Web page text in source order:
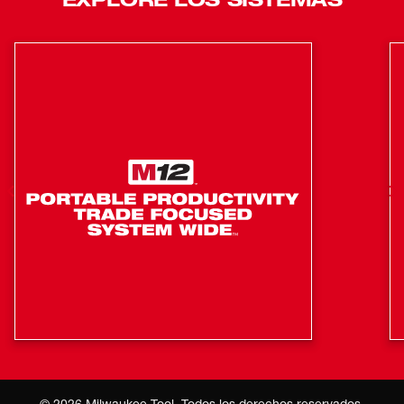
impactos y está protegido contra los elementos que
capacidades de inspección en general, puede
Toque para aumentar, girar y mover
horizontalmente la pantalla
Agregue audio y recorte los videos para elaborar
informes claros en el lugar de trabajo
para tuberías de drenaje M12™